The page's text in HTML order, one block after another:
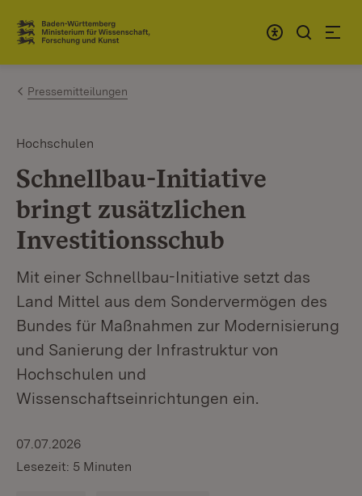
Zum Inhalt springen
Link zur Startseite
Pressemitteilungen
Hochschulen
Schnellbau-Initiative
bringt zusätzlichen
Investitionsschub
Mit einer Schnellbau-Initiative setzt das
Land Mittel aus dem Sondervermögen des
Bundes für Maßnahmen zur Modernisierung
und Sanierung der Infrastruktur von
Hochschulen und
Wissenschaftseinrichtungen ein.
07.07.2026
Lesezeit: 5 Minuten